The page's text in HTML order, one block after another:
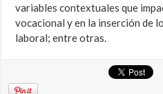
variables contextuales que
vocacional y en la inserción de
laboral; entre otras.